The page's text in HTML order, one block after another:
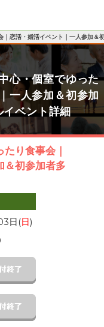
｜恋活・婚活イベント｜一人参加＆
心・個室でゆった
一人参加＆初参加
イベント詳細
り食事会｜
＆初参加者多
日(日)